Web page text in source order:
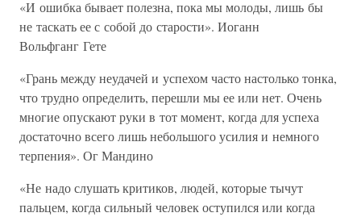
«И ошибка бывает полезна, пока мы молоды, лишь бы
не таскать ее с собой до старости». Иоганн
Вольфганг Гете
«Грань между неудачей и успехом часто настолько тонка,
что трудно определить, перешли мы ее или нет. Очень
многие опускают руки в тот момент, когда для успеха
достаточно всего лишь небольшого усилия и немного
терпения». Ог Мандино
«Не надо слушать критиков, людей, которые тычут
пальцем, когда сильный человек оступился или когда